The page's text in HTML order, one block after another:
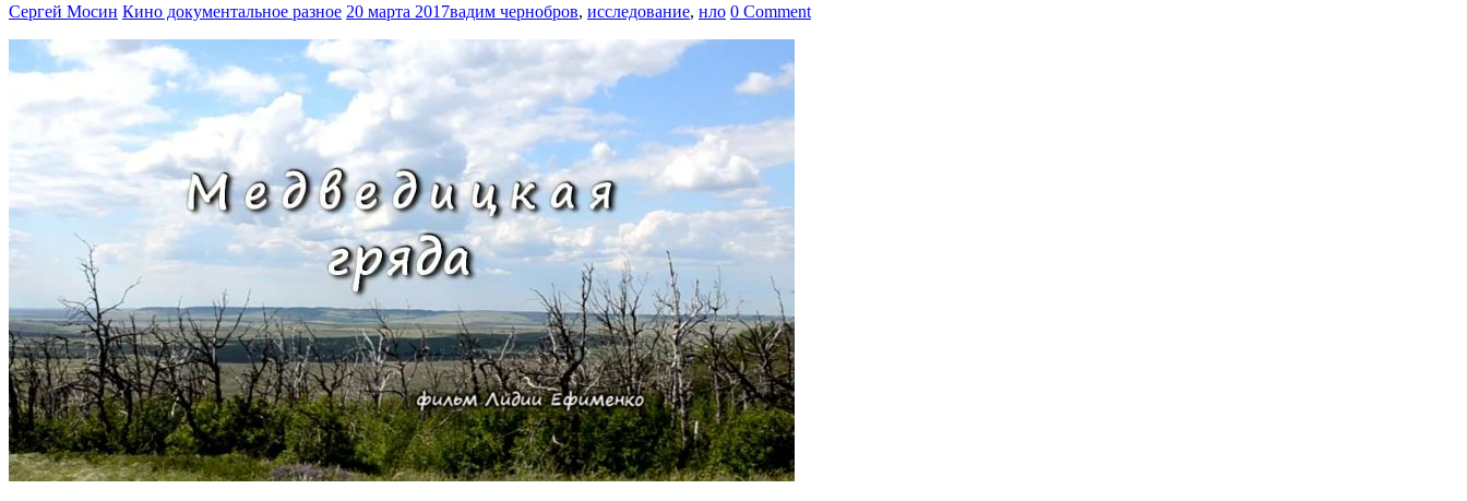
Сергей Мосин Кино документальное разное 20 марта 2017вадим чернобров, исследование, нло 0 Comment